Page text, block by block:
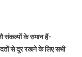
संकल्पों के समान हैं-
से दूर रखने के लिए सभी